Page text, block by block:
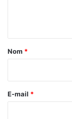
a
e
Nom *
E-mail *